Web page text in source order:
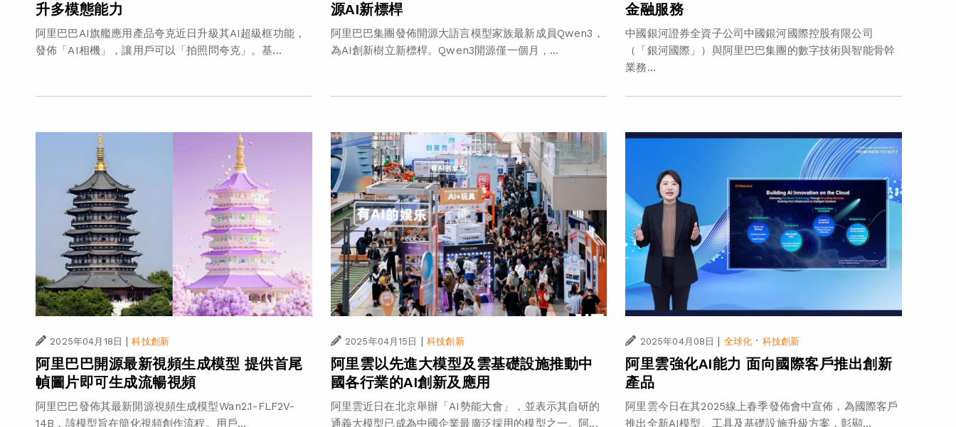
升多模態能力
阿里巴巴AI旗艦應用產品夸克近日升級其AI超級框功能，
發佈「AI相機」，讓用戶可以「拍照問夸克」。基...
源AI新標桿
阿里巴巴集團發佈開源大語言模型家族最新成員Qwen3，
為AI創新樹立新標桿。Qwen3開源僅一個月，...
金融服務
中國銀河證券全資子公司中國銀河國際控股有限公司
（「銀河國際」）與阿里巴巴集團的數字技術與智能骨幹
業務...
2025年04月18日 | 科技創新
阿里巴巴開源最新視頻生成模型 提供首尾
幀圖片即可生成流暢視頻
阿里巴巴發佈其最新開源視頻生成模型Wan2.1-FLF2V-
14B，該模型旨在簡化視頻創作流程。用戶...
2025年04月15日 | 科技創新
阿里雲以先進大模型及雲基礎設施推動中
國各行業的AI創新及應用
阿里雲近日在北京舉辦「AI勢能大會」，並表示其自研的
通義大模型已成為中國企業最廣泛採用的模型之一。阿...
2025年04月08日 | 全球化 · 科技創新
阿里雲強化AI能力 面向國際客戶推出創新
產品
阿里雲今日在其2025線上春季發佈會中宣佈，為國際客戶
推出全新AI模型、工具及基礎設施升級方案，彰顯...